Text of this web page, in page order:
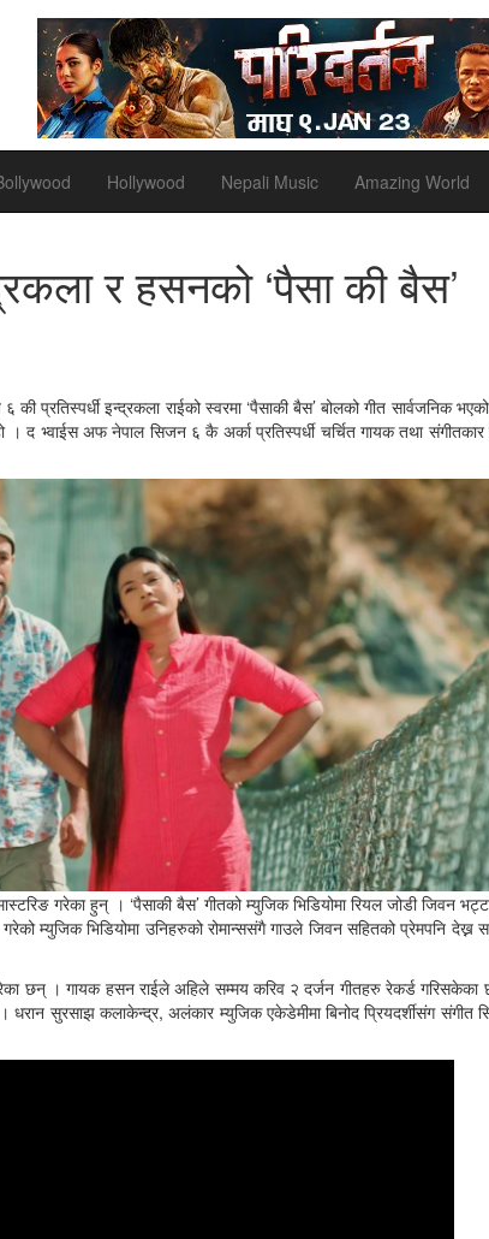
Hollywood Nepali Music Amazing World
र हसनको ‘पैसा की बैस’
प्रतिस्पर्धी इन्द्रकला राईको स्वरमा ‘पैसाकी बैस’ बोलको गीत सार्वजनिक
द भ्वाईस अफ नेपाल सिजन ६ कै अर्का प्रतिस्पर्धी चर्चित गायक तथा संगीतकार
गरेका हुन् । ‘पैसाकी बैस’ गीतको म्युजिक भिडियोमा रियल जोडी जिवन
म्युजिक भिडियोमा उनिहरुको रोमान्ससंगै गाउले जिवन सहितको प्रेमपनि देख्न
छन् । गायक हसन राईले अहिले सम्मय करिव २ दर्जन गीतहरु रेकर्ड गरिसकेका
धरान सुरसाझ कलाकेन्द्र, अलंकार म्युजिक एकेडेमीमा बिनोद प्रियदर्शीसंग संगीत